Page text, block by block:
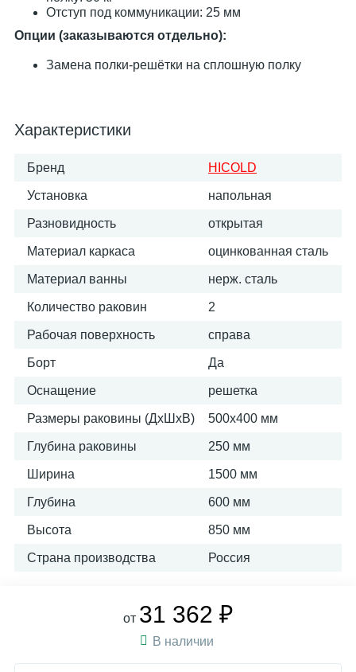
Отступ под коммуникации: 25 мм
Опции (заказываются отдельно):
Замена полки-решётки на сплошную полку
Характеристики
Бренд HICOLD
Установка напольная
Разновидность открытая
Материал каркаса оцинкованная сталь
Материал ванны нерж. сталь
Количество раковин 2
Рабочая поверхность справа
Борт Да
Оснащение решетка
Размеры раковины (ДхШхВ) 500х400 мм
Глубина раковины 250 мм
Ширина 1500 мм
Глубина 600 мм
Высота 850 мм
Страна производства Россия
от 31 362 ₽
В наличии